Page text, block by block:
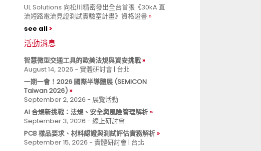
UL Solutions 向松川精密發出全台首張《30kA 直
流短路電流見證測試實驗室計畫》資格證書
see all
活動消息
智慧微型交通工具的歐美法規與資安挑戰
August 14, 2026 - 實體研討會 | 台北
一期一會！2026 國際半導體展 (SEMICON
Taiwan 2026)
September 2, 2026 - 展覽活動
AI 合規新挑戰：法規、安全與風險管理解析
September 3, 2026 - 線上研討會
PCB 樣品要求、材料認證與測試評估實務解析
September 15, 2026 - 實體研討會 | 台北